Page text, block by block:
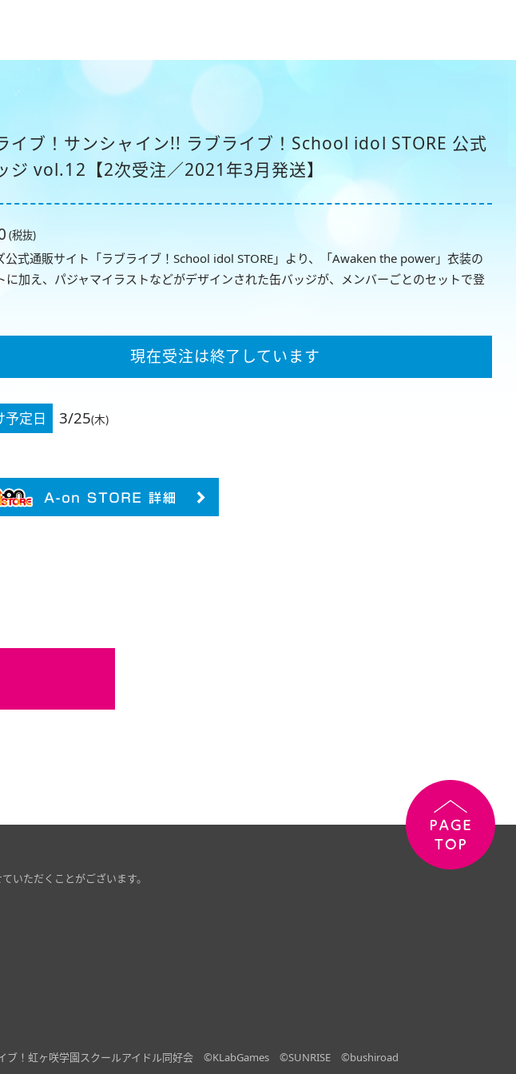
イブ！サンシャイン!! ラブライブ！School idol STORE 公式
ジ vol.12【2次受注／2021年3月発送】
(税抜)
公式通販サイト「ラブライブ！School idol STORE」より、「Awaken the power」衣装の
に加え、パジャマイラストなどがデザインされた缶バッジが、メンバーごとのセットで登
現在受注は終了しています
予定日 3/25(木)
いただくことがございます。
ブ！虹ヶ咲学園スクールアイドル同好会 ©KLabGames ©SUNRISE ©bushiroad